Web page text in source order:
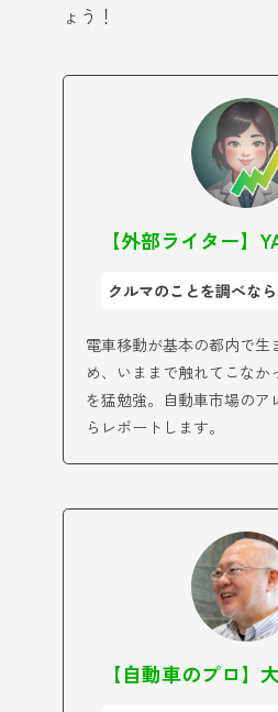
ょう！
【外部ライター】
クルマのことを調べな
電車移動が基本の都内で生
め、いままで触れてこなか
を猛勉強。自動車市場のア
らレポートします。
【自動車のプロ】